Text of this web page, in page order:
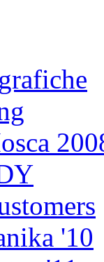
'10